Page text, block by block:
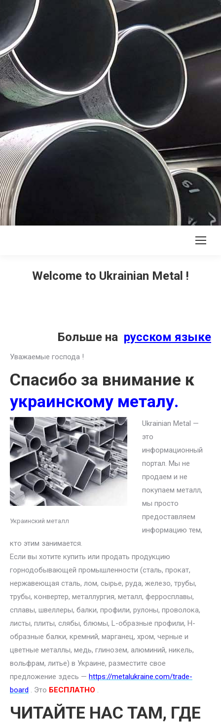
Welcome to Ukrainian Metal !
Больше на русском языке
Уважаемые господа !
Спасибо за внимание к
украинскому металу.
Украинский металл
Ukrainian Metal —
это
информационный
портал. Мы не
продаем и не
покупаем металл,
мы просто
предоставляем
информацию тем,
кто этим занимается.
Если вы хотите купить или продать продукцию
горнодобывающей промышленности (сталь, прокат,
нержавеющая сталь, лом, сырье, руда, железо, трубы,
трубы, конвертер, металлургия, металл, ферросплавы,
сплавы, швеллеры, балки, профили, рулоны, проволока,
листы, плиты, слябы, блюмы, L-образные профили, H-
образные балки, кремний, марганец, хром, черные и
цветные металлы, медь, глинозем, алюминий, никель,
вольфрам, литье) в Украине, разместите свое
предложение здесь — https://metalukraine.com/trade-
board . Это БЕСПЛАТНО .
ЧИТАЙТЕ НАС ТАМ, ГДЕ